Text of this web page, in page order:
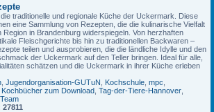
traditionelle und regionale Küche der Uckermark. Diese
eine Sammlung von Rezepten, die die kulinarische Vielfalt
in Brandenburg widerspiegeln. Von herzhaften
Fleischgerichte bis hin zu traditionellen Backwaren –
teilen und ausprobieren, die die ländliche Idylle und den
der Uckermark auf den Teller bringen. Ideal für alle,
schätzen und die Uckermark in ihrer Küche erleben
Jugendorganisation-GUTuN Kochschule mpc
Kochbücher zum Download Tag-der-Tiere-Hannover
Team
27811